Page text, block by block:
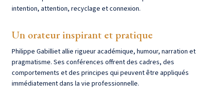
intention, attention, recyclage et connexion.
Un orateur inspirant et pratique
Philippe Gabilliet allie rigueur académique, humour, narration et
pragmatisme. Ses conférences offrent des cadres, des
comportements et des principes qui peuvent être appliqués
immédiatement dans la vie professionnelle.